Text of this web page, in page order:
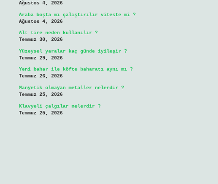
Ağustos 4, 2026
Araba boşta mı çalıştırılır viteste mi ?
Ağustos 4, 2026
Alt tire neden kullanılır ?
Temmuz 30, 2026
Yüzeysel yaralar kaç günde iyileşir ?
Temmuz 29, 2026
Yeni bahar ile köfte baharatı aynı mı ?
Temmuz 26, 2026
Manyetik olmayan metaller nelerdir ?
Temmuz 25, 2026
Klavyeli çalgılar nelerdir ?
Temmuz 25, 2026